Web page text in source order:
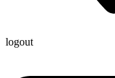
logout